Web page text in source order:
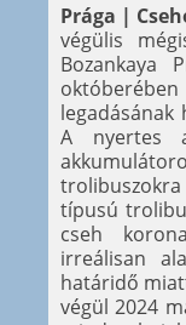
Prága |
végülis
Bozankaya
legadásának
A nyertes
típusú
cseh
irreálisan
határidő
végül 2024